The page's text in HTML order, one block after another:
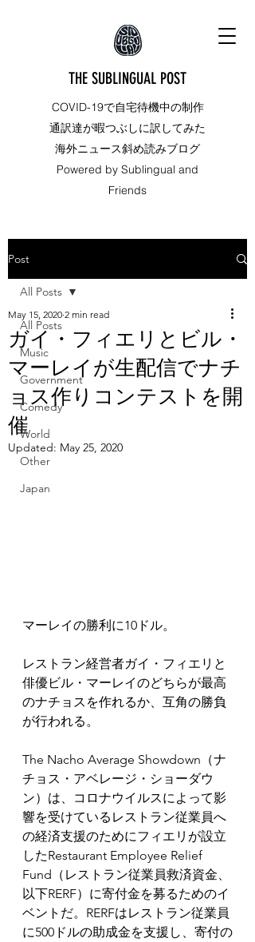
THE SUBLINGUAL POST
COVID-19で自宅待機中の制作
通訳達が暇つぶしに訳してみた
海外ニュース斜め読みブログ
Powered by Sublingual and
Friends
Post
All Posts
Music
Government
Comedy
World
Other
Japan
All Posts
ガイ・フィエリとビル・
マーレイが生配信でナチ
ョス作りコンテストを開
催
May 15, 2020 2 min read
Updated: May 25, 2020
マーレイの勝利に10ドル。
レストラン経営者ガイ・フィエリと
俳優ビル・マーレイのどちらが最高
のナチョスを作れるか、互角の勝負
が行われる。
The Nacho Average Showdown（ナ
チョス・アベレージ・ショーダウ
ン）は、コロナウイルスによって影
響を受けているレストラン従業員へ
の経済支援のためにフィエリが設立
したRestaurant Employee Relief
Fund（レストラン従業員救済資金、
以下RERF）に寄付金を募るためのイ
ベントだ。RERFはレストラン従業員
に500ドルの助成金を支援し、寄付の